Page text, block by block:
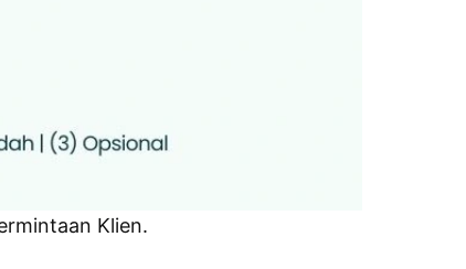
Klien.